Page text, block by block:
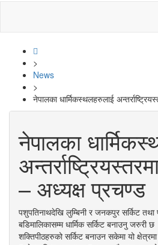
>
News
>
नेपालका धार्मिकस्थलहरुलाई
नेपालका
– अध्यक्ष प्रचण्ड
पशुपतिनाथदेखि लुम्बिनी र जनकपुर सर्किट तथा
बडिमालिकासम्म धार्मिक सर्किट बनाउनु जरुरी
शक्तिपीठहरुको सर्किट बनाउन सकेमा यो